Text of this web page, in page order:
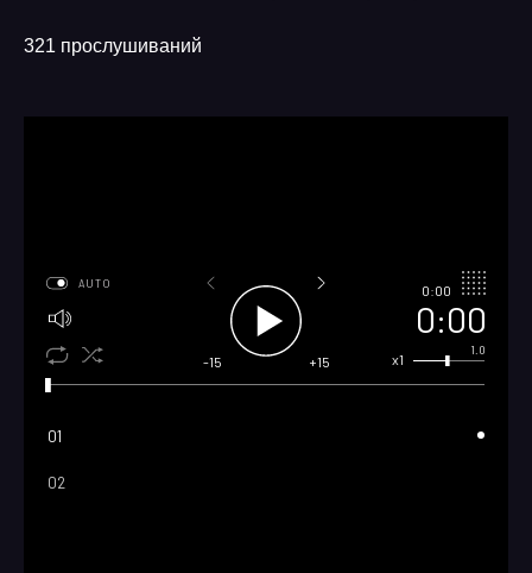
321 прослушиваний
0:00
0:00
1.0
x1
-15 +15
AUTO
01
02